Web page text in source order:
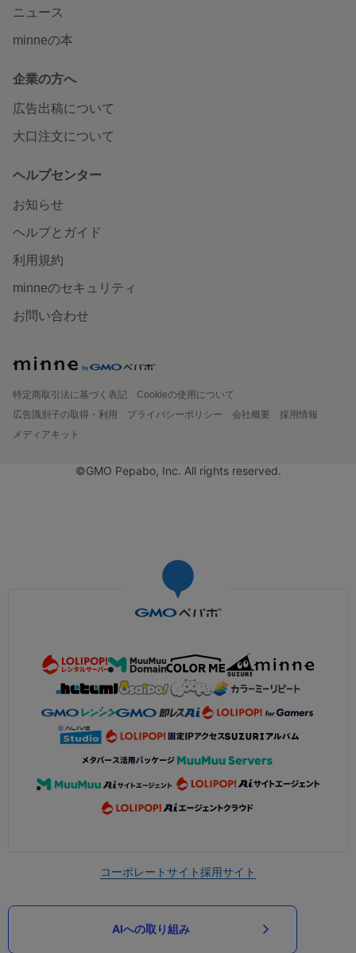
ニュース
minneの本
企業の方へ
広告出稿について
大口注文について
ヘルプセンター
お知らせ
ヘルプとガイド
利用規約
minneのセキュリティ
お問い合わせ
特定商取引法に基づく表記
Cookieの使用について
広告識別子の取得・利用
プライバシーポリシー 会社概要
採用情報
メディアキット
©GMO Pepabo, Inc. All rights reserved.
コーポレートサイト採用サイト
AIへの取り組み